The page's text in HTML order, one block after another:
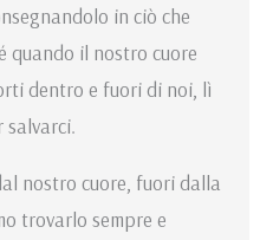
in ciò che
quando il nostro cuore
dentro e fuori di noi, lì
salvarci.
nostro cuore, fuori dalla
trovarlo sempre e